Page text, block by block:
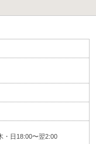
・日18:00〜翌2:00